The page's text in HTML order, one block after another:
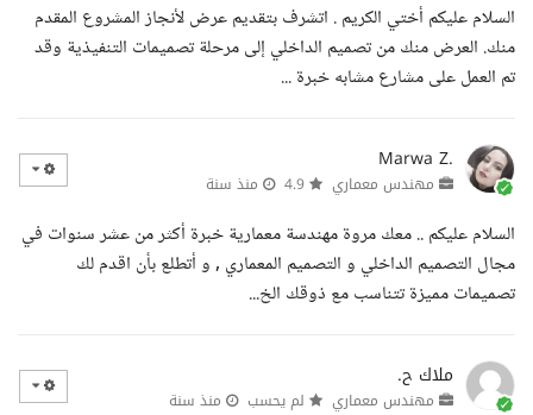
السلام عليكم أختي الكريم . اتشرف بتقديم عرض لأنجاز المشروع المقدم
منك. العرض منك من تصميم الداخلي إلى مرحلة تصميمات التنفيذية وقد
تم العمل على مشارع مشابه خبرة ...
Marwa Z.
مهندس معماري منذ سنة
السلام عليكم .. معك مروة مهندسة معمارية خبرة أكثر من عشر سنوات في
مجال التصميم الداخلي و التصميم المعماري , و أتطلع بأن اقدم لك
تصميمات مميزة تتناسب مع ذوقك الخ...
ملاك ح.
مهندس معماري لم يحسب منذ سنة